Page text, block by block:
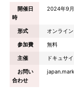
開催日
時
2024年9月
形式
オンライン
参加費
無料
主催
ドキュサイ
お問い
合わせ